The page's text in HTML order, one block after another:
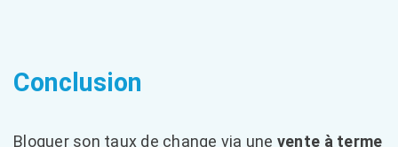
Conclusion
Bloquer son taux de change via une vente à terme